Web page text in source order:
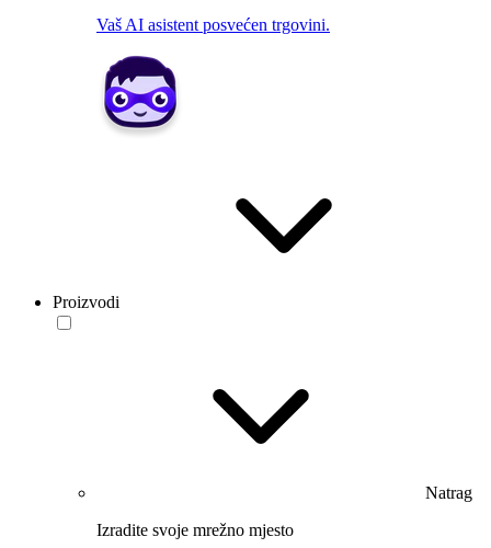
Vaš AI asistent posvećen trgovini.
Proizvodi
Natrag
Izradite svoje mrežno mjesto